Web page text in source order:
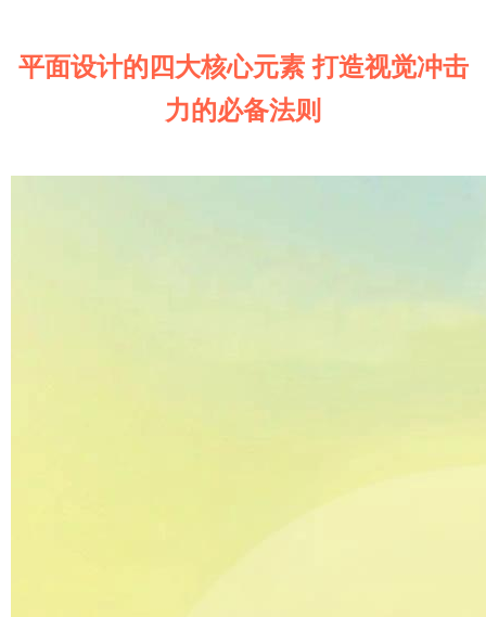
平面设计的四大核心元素 打造视觉冲击
力的必备法则